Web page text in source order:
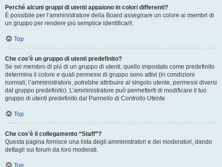
Perché alcuni gruppi di utenti appaiono in colori differenti?
È possibile per l’amministratore della Board assegnare un colore ai membri di
un gruppo per rendere più semplice identificarli.
Top
Che cos’è un gruppo di utenti predefinito?
Se sei membro di più di un gruppo di utenti, quello impostato come predefinito
determina il colore e quali permessi di gruppo sono attivi (in condizioni
normali; l’amministratore, potrebbe attribuire al singolo utente, permessi diversi
dal gruppo predefinito). L’amministratore può permetterti di modificare il tuo
gruppo di utenti predefinito dal Pannello di Controllo Utente.
Top
Che cos’è il collegamento “Staff”?
Questa pagina fornisce una lista degli amministratori e dei moderatori, dando
dettagli sui forum da loro moderati.
Top